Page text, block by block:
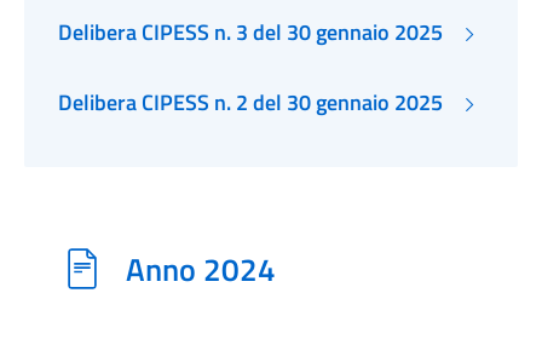
Delibera CIPESS n. 3 del 30 gennaio 2025
Delibera CIPESS n. 2 del 30 gennaio 2025
Anno 2024